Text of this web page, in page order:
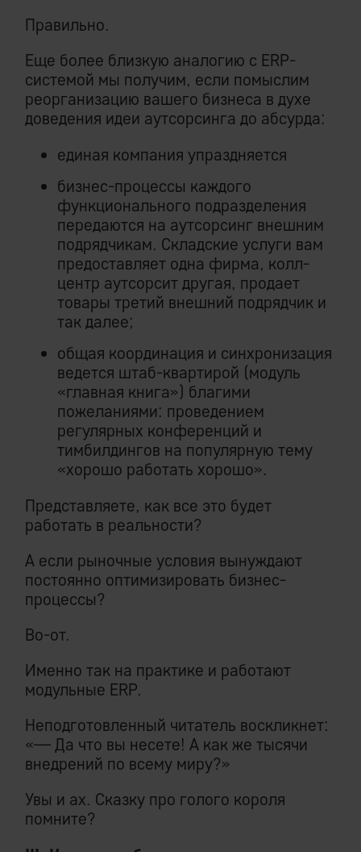
Правильно.
Еще более близкую аналогию с ERP-
системой мы получим, если помыслим
реорганизацию вашего бизнеса в духе
доведения идеи аутсорсинга до абсурда:
единая компания упраздняется
бизнес-процессы каждого
функционального подразделения
передаются на аутсорсинг внешним
подрядчикам. Складские услуги вам
предоставляет одна фирма, колл-
центр аутсорсит другая, продает
товары третий внешний подрядчик и
так далее;
общая координация и синхронизация
ведется штаб-квартирой (модуль
«главная книга») благими
пожеланиями: проведением
регулярных конференций и
тимбилдингов на популярную тему
«хорошо работать хорошо».
Представляете, как все это будет
работать в реальности?
А если рыночные условия вынуждают
постоянно оптимизировать бизнес-
процессы?
Во-от.
Именно так на практике и работают
модульные ERP.
Неподготовленный читатель воскликнет:
«— Да что вы несете! А как же тысячи
внедрений по всему миру?»
Увы и ах. Сказку про голого короля
помните?